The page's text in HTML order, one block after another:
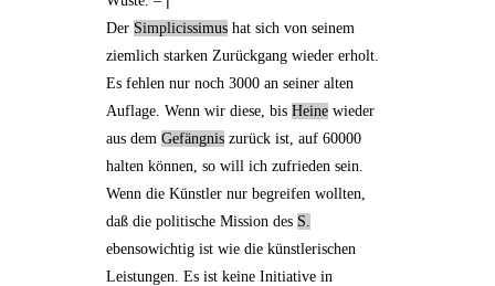
Der Simplicissimus hat sich von seinem
ziemlich starken Zurückgang wieder erholt.
Es fehlen nur noch 3000 an seiner alten
Auflage . Wenn wir diese, bisHeine wieder
aus demGefängnis zurück ist, auf 60000
halten können, so will ich zufrieden sein.
Wenn die Künstler nur begreifen wollten,
daß die politische Mission des S.
ebensowichtig ist wie die künstlerischen
Leistungen. Es ist keine Initiative in